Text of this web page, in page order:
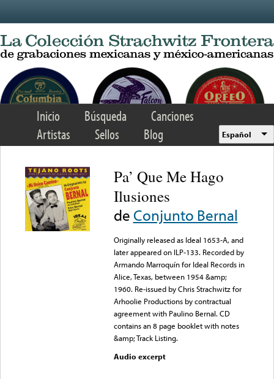
Inicio Búsqueda
Canciones
Artistas
Sellos Blog Español
Pa’ Que Me Hago
Ilusiones
de Conjunto Bernal
Originally released as Ideal 1653-A, and
later appeared on ILP-133. Recorded by
Armando Marroquín for Ideal Records in
Alice, Texas, between 1954 &amp;
1960. Re-issued by Chris Strachwitz for
Arhoolie Productions by contractual
agreement with Paulino Bernal. CD
contains an 8 page booklet with notes
&amp; Track Listing.
Audio excerpt